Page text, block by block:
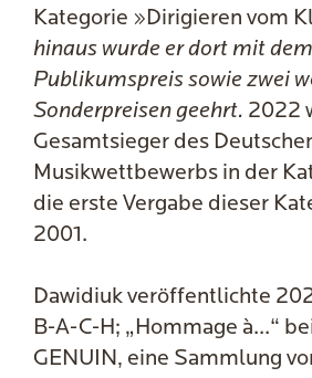
Kategorie »Dirigieren vom
hinaus wurde er dort mit dem
Publikumspreis sowie zwei
Sonderpreisen geehrt. 2022
Gesamtsieger des
Musikwettbewerbs in der
die erste Vergabe dieser
2001.
Dawidiuk veröffentlichte
B-A-C-H; „Hommage à...“
GENUIN, eine Sammlung